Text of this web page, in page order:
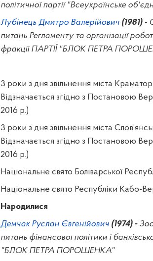
політичної партії "Всеукраїнське
Лубінець Дмитро Валерійович (1981)-
питань Регламенту та організації
фракції ПАРТІЇ "БЛОК ПЕТРА
3 роки з дня звільнення міста
Відзначається згідно з Постановою
2016 р.)
3 роки з дня звільнення міста
Відзначається згідно з Постановою
2016 р.)
Національне свято Боліварської
Національне свято Республіки Кабо-
Народилися
Демчак Руслан Євгенійович (1974) -
питань фінансової політики і
"БЛОК ПЕТРА ПОРОШЕНКА"